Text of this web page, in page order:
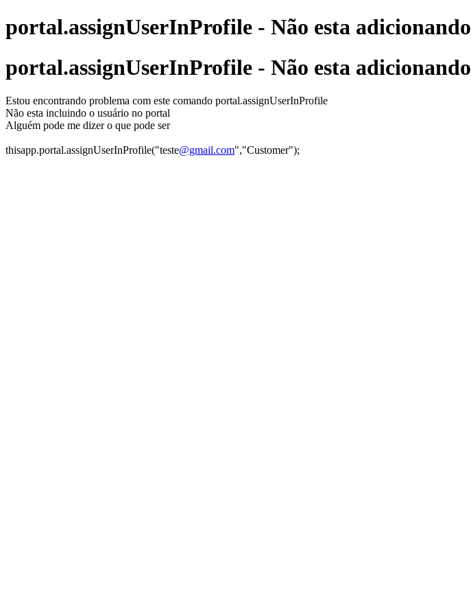
portal.assignUserInProfile - Não esta adicionando
portal.assignUserInProfile - Não esta adicionando
Estou encontrando problema com este comando portal.assignUserInProfile
Não esta incluindo o usuário no portal
Alguém pode me dizer o que pode ser
thisapp.portal.assignUserInProfile("teste@gmail.com","Customer");